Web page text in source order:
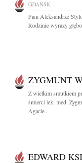
GDAŃSK
Pani Aleksandrze
Rodzinie wyrazy
ZYGMUNT
Z wielkim smutkiem
śmierci lek. med.
Agacie...
EDWARD